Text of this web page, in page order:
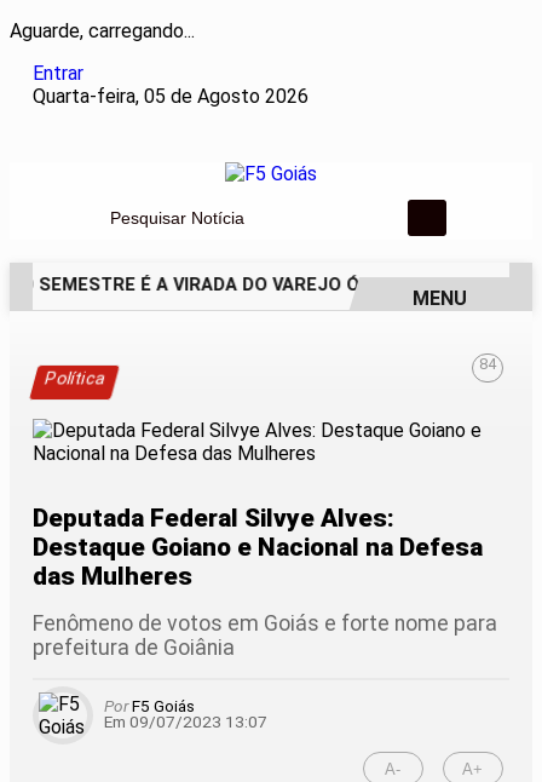
Aguarde, carregando...
Entrar
Quarta-feira, 05 de Agosto 2026
Pesquisar Notícia
SEMESTRE É A VIRADA DO VAREJO ÓPTICO EM 2026
MENU
Política
84
Deputada Federal Silvye Alves:
Destaque Goiano e Nacional na Defesa
das Mulheres
Fenômeno de votos em Goiás e forte nome para
prefeitura de Goiânia
PorF5 Goiás
Em 09/07/2023 13:07
A- A+